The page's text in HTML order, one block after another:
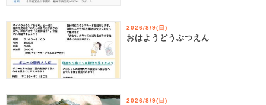
2026/8/9(日)
おはようどうぶつえん
2026/8/9(日)